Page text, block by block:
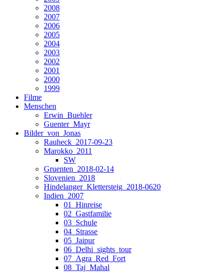
2008
2007
2006
2005
2004
2003
2002
2001
2000
1999
Filme
Menschen
Erwin_Buehler
Guenter_Mayr
Bilder_von_Jonas
Rauheck_2017-09-23
Marokko_2011
SW
Gruenten_2018-02-14
Slovenien_2018
Hindelanger_Klettersteig_2018-0620
Indien_2007
01_Hinreise
02_Gastfamilie
03_Schule
04_Strasse
05_Jaipur
06_Delhi_sights_tour
07_Agra_Red_Fort
08_Taj_Mahal